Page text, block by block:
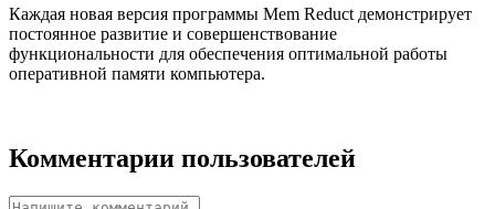
Каждая новая версия программы Mem Reduct демонстрирует
постоянное развитие и совершенствование
функциональности для обеспечения оптимальной работы
оперативной памяти компьютера.
Комментарии пользователей